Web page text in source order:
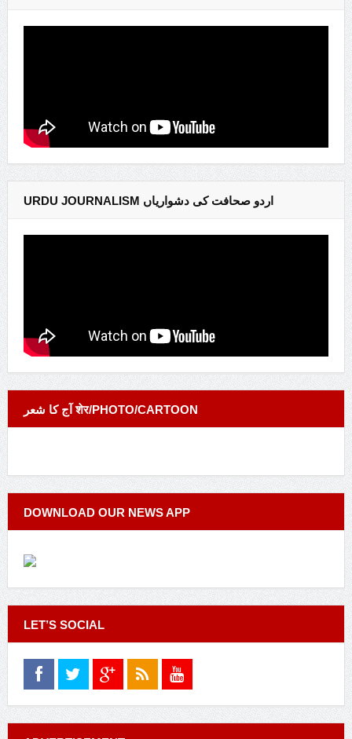
URDU JOURNALISM اردو صحافت کی دشواریاں
آج کا شعر शेर/PHOTO/CARTOON
DOWNLOAD OUR NEWS APP
LET’S SOCIAL